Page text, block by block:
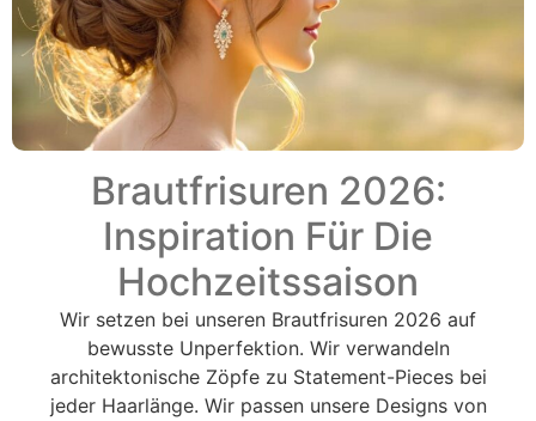
Brautfrisuren 2026:
Inspiration Für Die
Hochzeitssaison
Wir setzen bei unseren Brautfrisuren 2026 auf
bewusste Unperfektion. Wir verwandeln
architektonische Zöpfe zu Statement-Pieces bei
jeder Haarlänge. Wir passen unsere Designs von